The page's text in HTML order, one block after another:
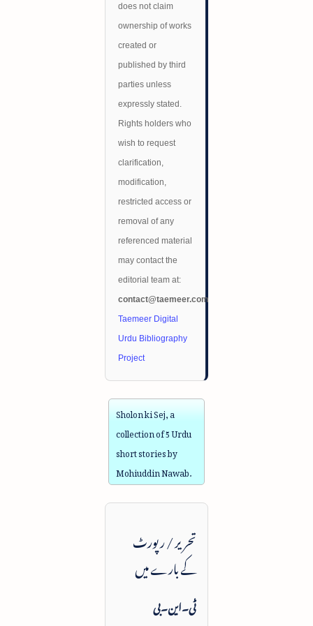
does not claim
ownership of works
created or
published by third
parties unless
expressly stated.
Rights holders who
wish to request
clarification,
modification,
restricted access or
removal of any
referenced material
may contact the
editorial team at:
contact@taemeer.com
Taemeer Digital
Urdu Bibliography
Project
Sholon ki Sej, a
collection of 5 Urdu
short stories by
Mohiuddin Nawab.
تحریر / رپورٹ
کے بارے میں
ٹی۔این۔بی